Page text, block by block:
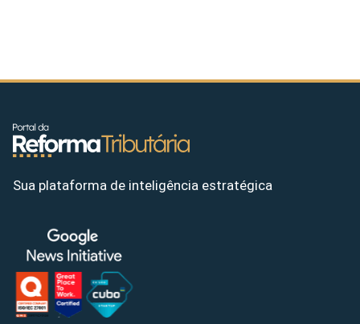
Sua plataforma de inteligência estratégica